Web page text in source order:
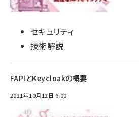
セキュリティ
技術解説
FAPIとKeycloakの概要
2021年10月12日 6:00